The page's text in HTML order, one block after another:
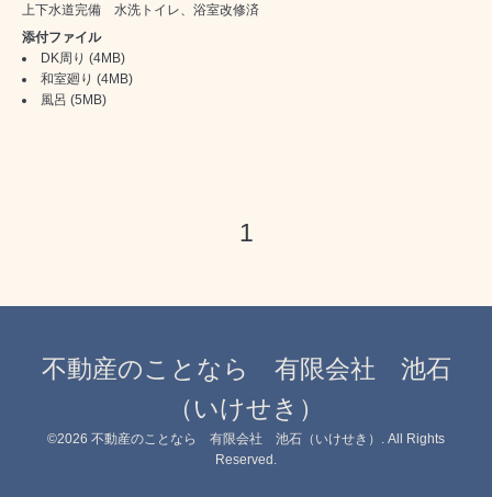
上下水道完備 水洗トイレ、浴室改修済
添付ファイル
DK周り (4MB)
和室廻り (4MB)
風呂 (5MB)
1
不動産のことなら 有限会社 池石
（いけせき）
©2026 不動産のことなら 有限会社 池石（いけせき）
. All Rights
Reserved.